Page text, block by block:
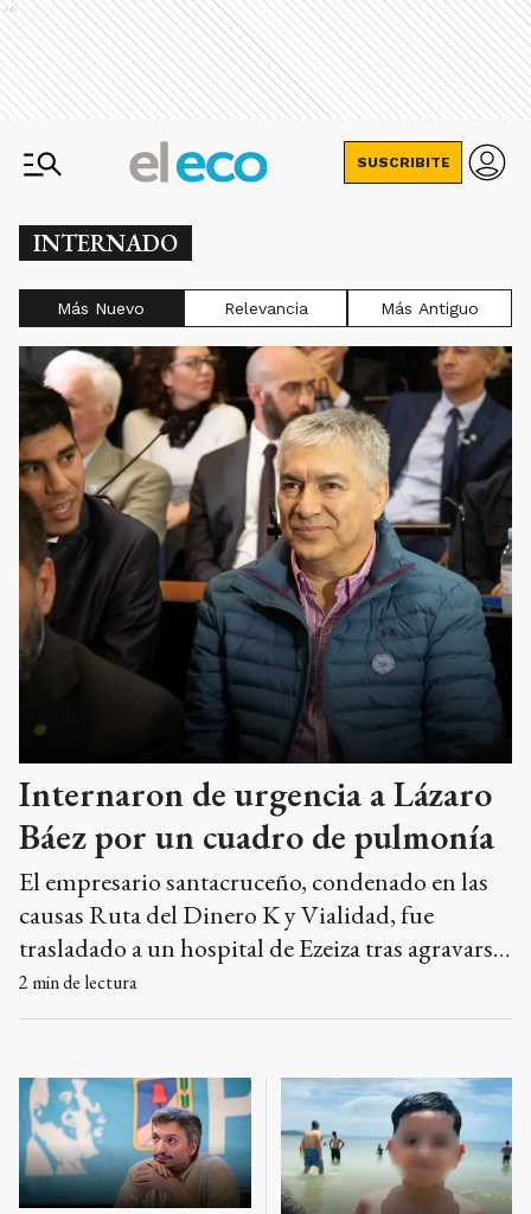
Ads
SUSCRIBITE
INTERNADO
Más Nuevo Relevancia Más Antiguo
Internaron de urgencia a Lázaro
Báez por un cuadro de pulmonía
El empresario santacruceño, condenado en las
causas Ruta del Dinero K y Vialidad, fue
trasladado a un hospital de Ezeiza tras agravarse
su estado de salud. Sus abogados habían
solicitado en reiteradas oportunidades el
problemas médicos.
2 min de lectura